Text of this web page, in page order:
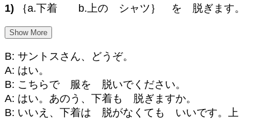
1) ｛a.下着 b.上の シャツ｝ を 脱ぎます。
Show More
B: サントスさん、どうぞ。
A: はい。
B: こちらで 服を 脱いでください。
A: はい。あのう、下着も 脱ぎますか。
B: いいえ、下着は 脱がなくても いいです。上